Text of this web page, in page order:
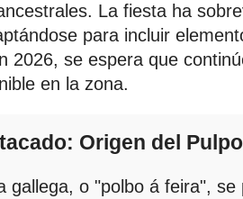
La fiesta ha
para incluir
2026, se espera que
en la zona.
Origen del
gallega, o "polbo á feira",